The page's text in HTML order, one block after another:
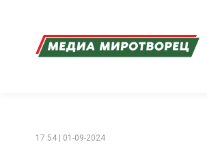
17:54 | 01-09-2024